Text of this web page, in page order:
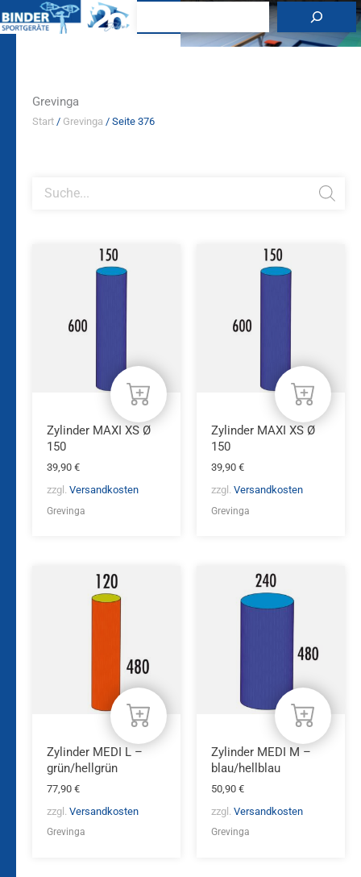
Inhalt
Grevinga
search
Start / Grevinga / Seite 376
Zylinder MAXI XS Ø
150
39,90 €
zzgl. Versandkosten
Grevinga
Zylinder MAXI XS Ø
150
39,90 €
zzgl. Versandkosten
Grevinga
Zylinder MEDI L –
grün/hellgrün
77,90 €
zzgl. Versandkosten
Grevinga
Zylinder MEDI M –
blau/hellblau
50,90 €
zzgl. Versandkosten
Grevinga